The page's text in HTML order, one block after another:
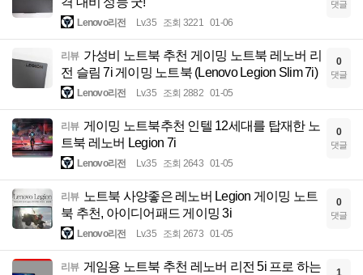
Lenovo리전 Lv.35 조회 3221 01-06
댓글
리뷰 가성비 노트북 추천 게이밍 노트북 레노버 리
전 슬림 7i 게이밍 노트북 (Lenovo Legion Slim 7i)
Lenovo리전 Lv.35 조회 2882 01-05
0
댓글
리뷰 게이밍 노트북추천 인텔 12세대를 탑재한 노
트북 레노버 Legion 7i
Lenovo리전 Lv.35 조회 2643 01-05
0
댓글
리뷰 노트북 사양좋은 레노버 Legion 게이밍 노트
북 추천, 아이디어패드 게이밍 3i
Lenovo리전 Lv.35 조회 2673 01-05
0
댓글
리뷰 게임용 노트북 추천 레노버 리전 5i 프로 하는
1